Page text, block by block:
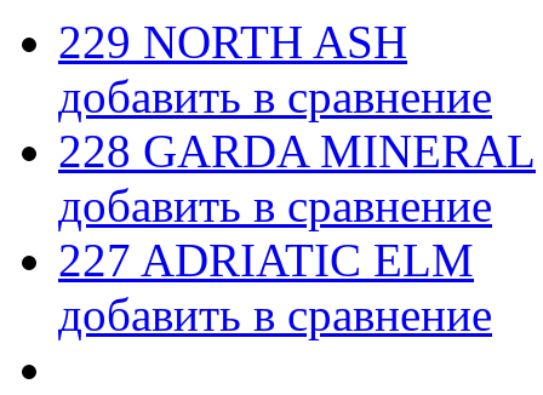
229 NORTH ASH
добавить в сравнение
228 GARDA MINERAL
добавить в сравнение
227 ADRIATIC ELM
добавить в сравнение